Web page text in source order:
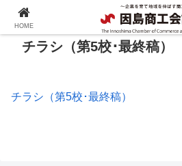
チラシ（第5校･最終稿）
チラシ（第5校･最終稿）
HOME